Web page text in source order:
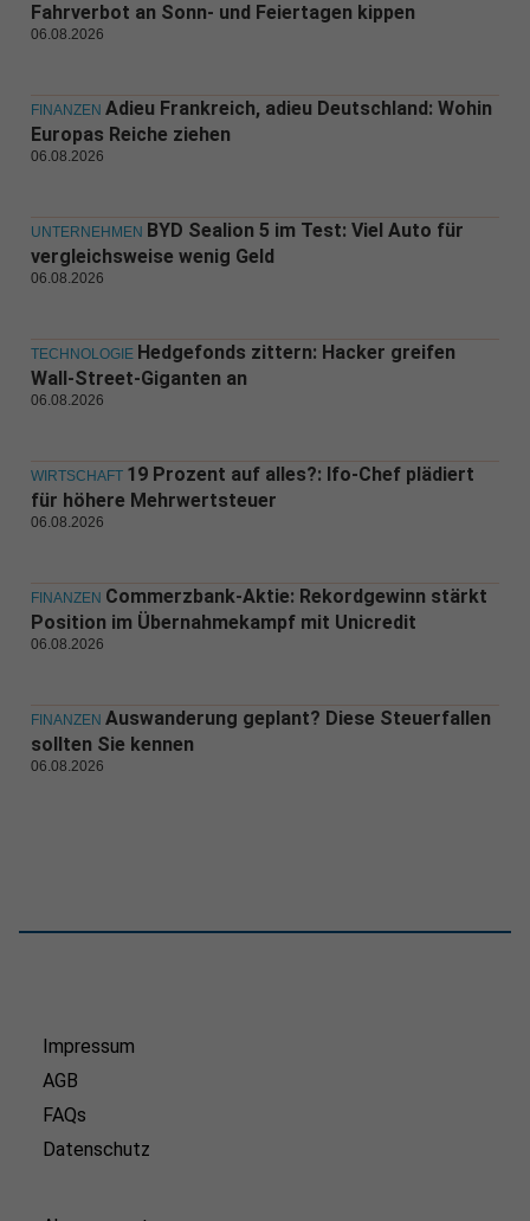
Fahrverbot an Sonn- und Feiertagen kippen
06.08.2026
FINANZEN Adieu Frankreich, adieu Deutschland: Wohin
Europas Reiche ziehen
06.08.2026
UNTERNEHMEN BYD Sealion 5 im Test: Viel Auto für
vergleichsweise wenig Geld
06.08.2026
TECHNOLOGIE Hedgefonds zittern: Hacker greifen
Wall-Street-Giganten an
06.08.2026
WIRTSCHAFT 19 Prozent auf alles?: Ifo-Chef plädiert
für höhere Mehrwertsteuer
06.08.2026
FINANZEN Commerzbank-Aktie: Rekordgewinn stärkt
Position im Übernahmekampf mit Unicredit
06.08.2026
FINANZEN Auswanderung geplant? Diese Steuerfallen
sollten Sie kennen
06.08.2026
Impressum
AGB
FAQs
Datenschutz